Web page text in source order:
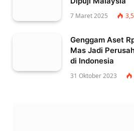
7 Maret 2025
Genggam Aset
Mas Jadi
di Indonesia
31 Oktober 2023